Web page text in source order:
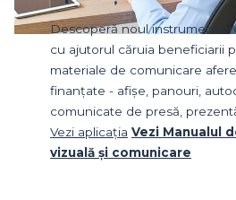
Descoperă noul instrument
cu ajutorul căruia beneficiarii
materiale de comunicare
finanțate - afișe, panouri,
comunicate de presă,
Vezi aplicația Vezi Manualul
vizuală și comunicare